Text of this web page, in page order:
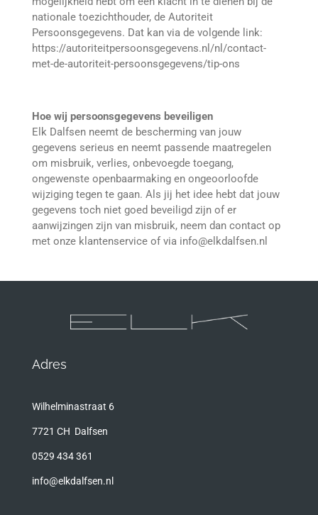
nationale toezichthouder, de Autoriteit
Persoonsgegevens. Dat kan via de volgende link:
https://autoriteitpersoonsgegevens.nl/nl/contact-
met-de-autoriteit-persoonsgegevens/tip-ons
Hoe wij persoonsgegevens beveiligen
Elk Dalfsen neemt de bescherming van jouw
gegevens serieus en neemt passende maatregelen
om misbruik, verlies, onbevoegde toegang,
ongewenste openbaarmaking en ongeoorloofde
wijziging tegen te gaan. Als jij het idee hebt dat jouw
gegevens toch niet goed beveiligd zijn of er
aanwijzingen zijn van misbruik, neem dan contact op
met onze klantenservice of via info@elkdalfsen.nl
Adres
Wilhelminastraat 6
7721 CH Dalfsen
0529 434 361
info@elkdalfsen.nl